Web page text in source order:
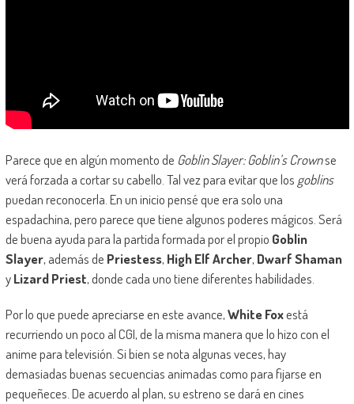
Parece que en algún momento de Goblin Slayer: Goblin’s Crownse
verá forzada a cortar su cabello. Tal vez para evitar que los goblins
puedan reconocerla. En un inicio pensé que era solo una
espadachina, pero parece que tiene algunos poderes mágicos. Será
de buena ayuda para la partida formada por el propio Goblin
Slayer, además de Priestess, High Elf Archer, Dwarf Shaman
yLizard Priest, donde cada uno tiene diferentes habilidades.
Por lo que puede apreciarse en este avance,White Foxestá
recurriendo un poco al CGI, de la misma manera que lo hizo con el
anime para televisión. Si bien se nota algunas veces, hay
demasiadas buenas secuencias animadas como para fijarse en
pequeñeces. De acuerdo al plan, su estreno se dará en cines